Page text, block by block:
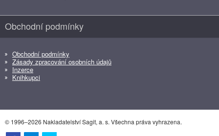
Obchodní podmínky
Obchodní podmínky
Zásady zpracování osobních údajů
Inzerce
Knihkupci
© 1996–2026 Nakladatelství Sagit, a. s. Všechna práva vyhrazena.